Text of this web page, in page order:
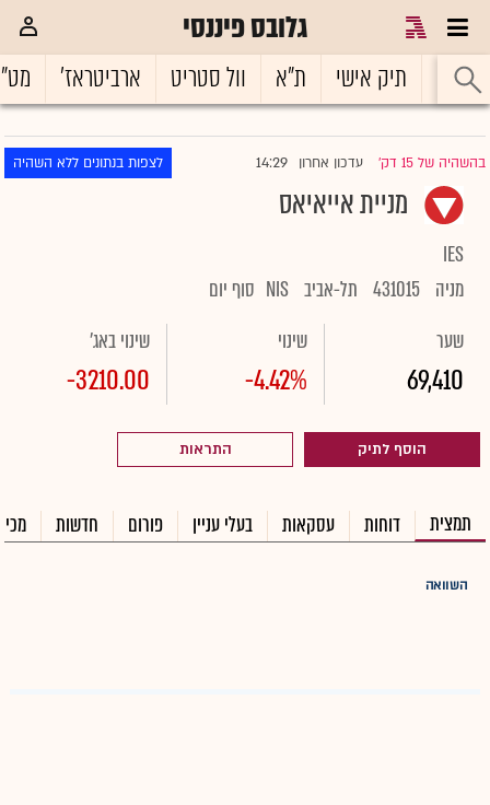
גלובס פיננסי
ראשי תיק אישי ת"א וול סטריט ארביטראז'
בהשהיה של 15 דק' |עדכון אחרון 14:29 לצפות בנתונים ללא השהיה
מניית אייאיאס
IES
מניה 431015 תל-אביב NIS סוף יום
שער
69,410
שינוי
-4.42%
שינוי באג'
-3210.00
הוסף לתיק התראות
תמצית דוחות עסקאות בעלי עניין פורום חדשות
השוואה